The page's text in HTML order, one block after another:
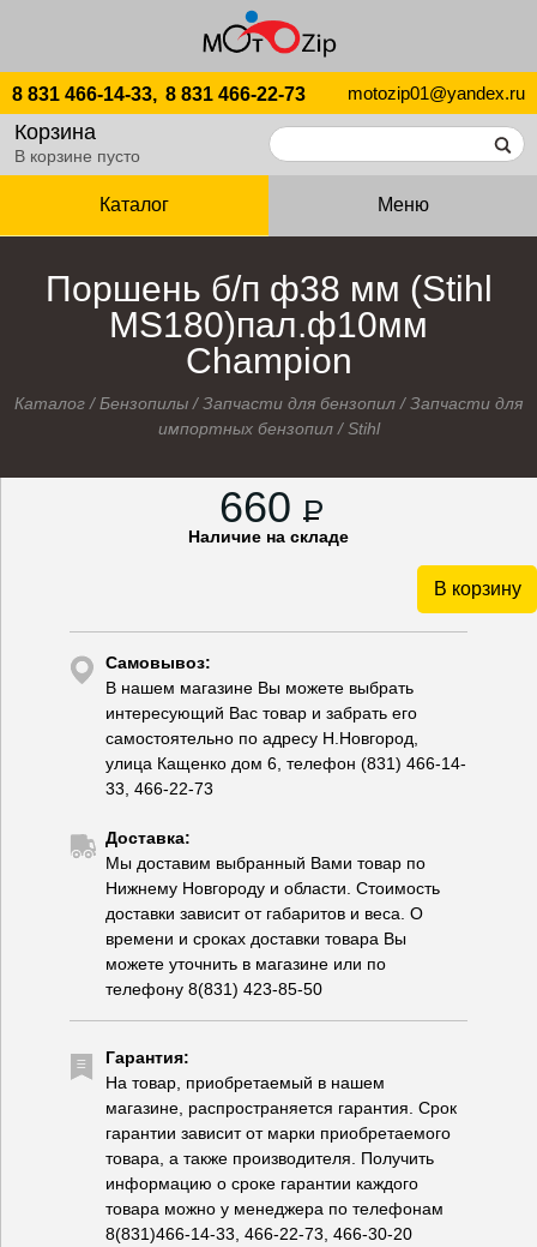
8 831 466-14-33, 8 831 466-22-73 motozip01@yandex.ru
Корзина
В корзине пусто
Каталог Меню
Поршень б/п ф38 мм (Stihl
MS180)пал.ф10мм
Champion
Каталог /Бензопилы /Запчасти для бензопил /Запчасти для
импортных бензопил/Stihl
660 P
Наличие на складе
В корзину
Самовывоз:
В нашем магазине Вы можете выбрать
интересующий Вас товар и забрать его
самостоятельно по адресу Н.Новгород,
улица Кащенко дом 6, телефон (831) 466-14-
33, 466-22-73
Доставка:
Мы доставим выбранный Вами товар по
Нижнему Новгороду и области. Стоимость
доставки зависит от габаритов и веса. О
времени и сроках доставки товара Вы
можете уточнить в магазине или по
телефону 8(831) 423-85-50
Гарантия:
На товар, приобретаемый в нашем
магазине, распространяется гарантия. Срок
гарантии зависит от марки приобретаемого
товара, а также производителя. Получить
информацию о сроке гарантии каждого
товара можно у менеджера по телефонам
8(831)466-14-33, 466-22-73, 466-30-20